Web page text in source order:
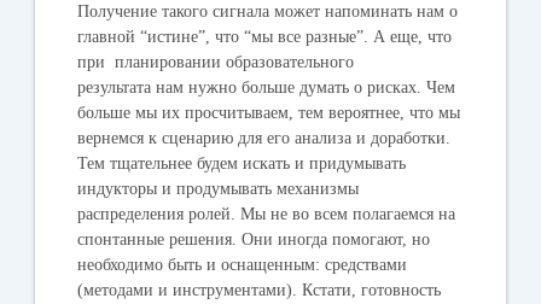
Получение такого сигнала может напоминать нам о
главной “истине”, что “мы все разные”. А еще, что
при планировании образовательного
результата нам нужно больше думать о рисках. Чем
больше мы их просчитываем, тем вероятнее, что мы
вернемся к сценарию для его анализа и доработки.
Тем тщательнее будем искать и придумывать
индукторы и продумывать механизмы
распределения ролей. Мы не во всем полагаемся на
спонтанные решения. Они иногда помогают, но
необходимо быть и оснащенным: средствами
(методами и инструментами). Кстати, готовность